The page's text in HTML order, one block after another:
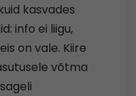
kasvades
info ei liigu,
on vale. Kiire
võtma